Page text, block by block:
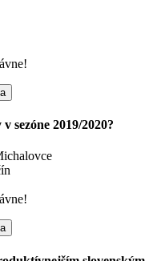
sezóne 2019/2020?